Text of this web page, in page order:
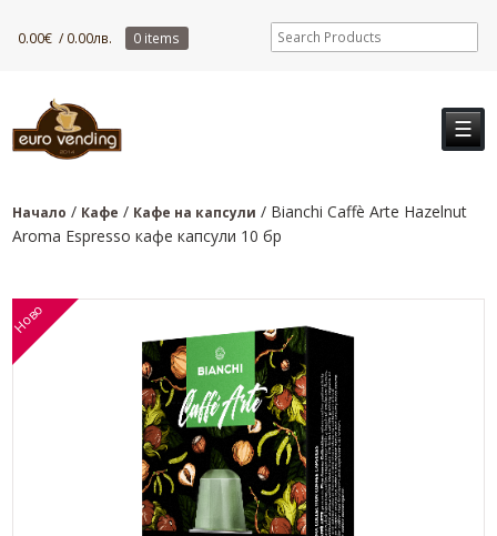
0.00€ / 0.00лв. 0 items
☰
Начало / Кафе / Кафе на капсули / Bianchi Caffè Arte Hazelnut
Aroma Espresso кафе капсули 10 бр
Ново